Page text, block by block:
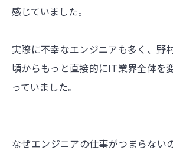
感じていました。
実際に不幸なエンジニアも多く、野
頃からもっと直接的にIT業界全体を
っていました。
なぜエンジニアの仕事がつまらない